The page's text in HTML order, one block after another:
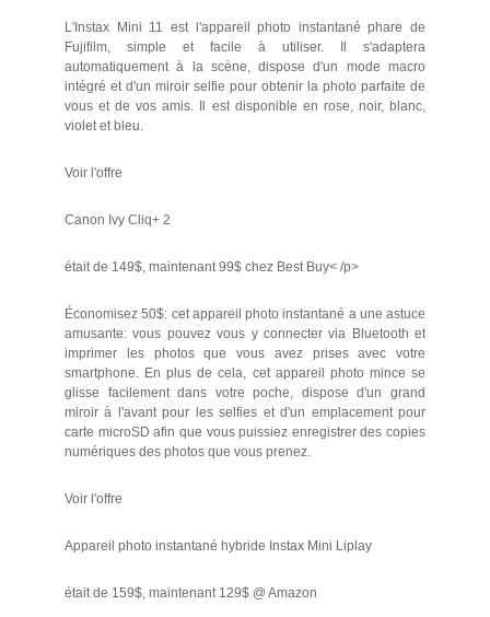
L'Instax Mini 11 est l'appareil photo instantané phare de
Fujifilm, simple et facile à utiliser. Il s'adaptera
automatiquement à la scène, dispose d'un mode macro
intégré et d'un miroir selfie pour obtenir la photo parfaite de
vous et de vos amis. Il est disponible en rose, noir, blanc,
violet et bleu.
Voir l'offre
Canon Ivy Cliq+ 2
était de 149$, maintenant 99$ chez Best Buy< /p>
Économisez 50$: cet appareil photo instantané a une astuce
amusante: vous pouvez vous y connecter via Bluetooth et
imprimer les photos que vous avez prises avec votre
smartphone. En plus de cela, cet appareil photo mince se
glisse facilement dans votre poche, dispose d'un grand
miroir à l'avant pour les selfies et d'un emplacement pour
carte microSD afin que vous puissiez enregistrer des copies
numériques des photos que vous prenez.
Voir l'offre
Appareil photo instantané hybride Instax Mini Liplay
était de 159$, maintenant 129$ @ Amazon